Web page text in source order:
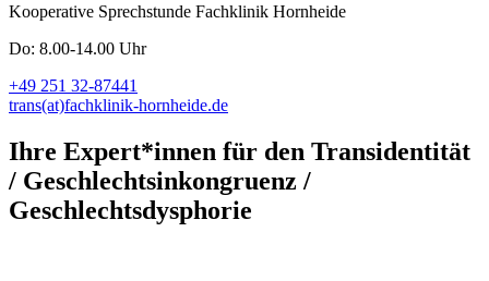
Kooperative Sprechstunde Fachklinik Hornheide
Do: 8.00-14.00 Uhr
+49 251 32-87441
trans(at)fachklinik-hornheide.de
Ihre Expert*innen für den Transidentität
/ Geschlechtsinkongruenz /
Geschlechtsdysphorie